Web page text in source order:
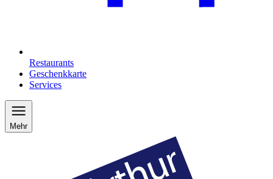
Restaurants
Geschenkkarte
Services
Mehr